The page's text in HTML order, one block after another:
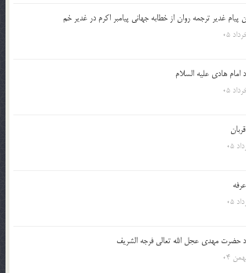
پیام غدیر ترجمه روان از خطابه جهانی پیامبر اکرم در غدیر خم
امام هادی علیه السلام
حضرت مهدی عجل الله تعالی فرجه الشريف